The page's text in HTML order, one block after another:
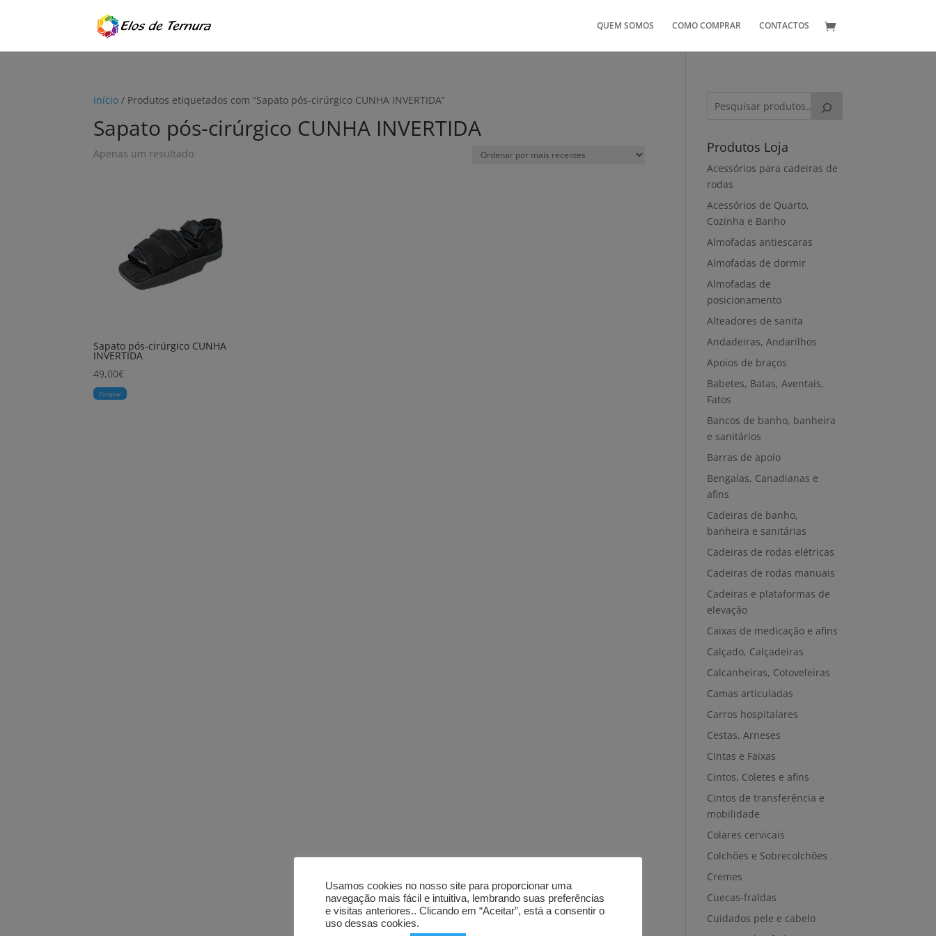
QUEM SOMOS COMO COMPRAR CONTACTOS
Início / Produtos etiquetados com “Sapato pós-cirúrgico CUNHA INVERTIDA”
Sapato pós-cirúrgico CUNHA INVERTIDA
Apenas um resultado
Sapato pós-cirúrgico CUNHA
INVERTIDA
49,00€
Comprar
Produtos Loja
Acessórios para cadeiras de
rodas
Acessórios de Quarto,
Cozinha e Banho
Almofadas antiescaras
Almofadas de dormir
Almofadas de
posicionamento
Alteadores de sanita
Andadeiras, Andarilhos
Apoios de braços
Babetes, Batas, Aventais,
Fatos
Bancos de banho, banheira
e sanitários
Barras de apoio
Bengalas, Canadianas e
afins
Cadeiras de banho,
banheira e sanitárias
Cadeiras de rodas elétricas
Cadeiras de rodas manuais
Cadeiras e plataformas de
elevação
Caixas de medicação e afins
Calçado, Calçadeiras
Calcanheiras, Cotoveleiras
Camas articuladas
Carros hospitalares
Cestas, Arneses
Cintas e Faixas
Cintos, Coletes e afins
Cintos de transferência e
mobilidade
Colares cervicais
Colchões e Sobrecolchões
Cremes
Cuecas-fraldas
Cuidados pele e cabelo
Usamos cookies no nosso site para proporcionar uma
navegação mais fácil e intuitiva, lembrando suas preferências
e visitas anteriores.. Clicando em “Aceitar”, está a consentir o
uso dessas cookies.